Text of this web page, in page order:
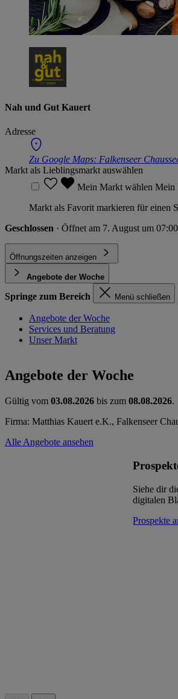
Nah und Gut Kauert
Adresse
Zu Google Maps: Falkenseer
Markt als Lieblingsmarkt auswählen
Mein Markt wählen Mein
Markt als Favorit markieren für einen
Geschlossen · Öffnet am 7. August um
Öffnungszeiten anzeigen
Angebote der Woche
Springe zum Bereich Menü schließen
Angebote der Woche
Services und Beratung
Unser Markt
Angebote der Woche
Gültig vom 03.08.2026 bis zum 08.08.2026.
Firma: Matthias Kauert e.K., Falkenseer
Alle Angebote ansehen
Siehe dir
digitalen
Prospekte